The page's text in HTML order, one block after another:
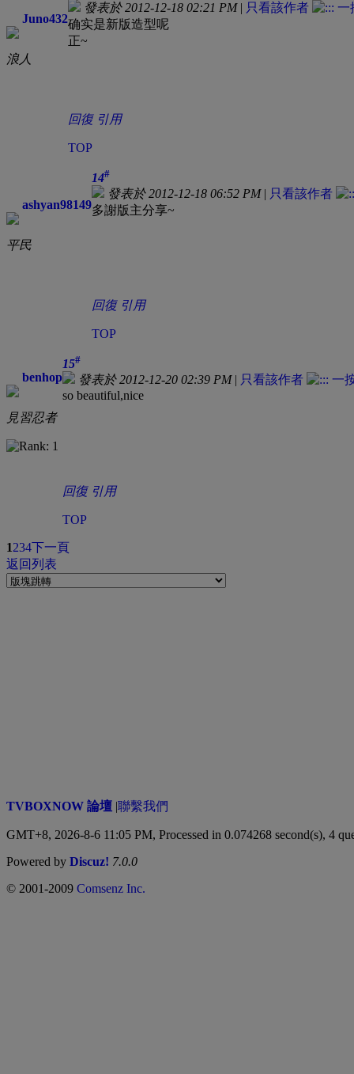
Juno432
浪人
發表於 2012-12-18 02:21 PM| 只看該作者
确实是新版造型呢
正~
回復 引用
TOP
ashyan98149
平民
14#
發表於 2012-12-18 06:52 PM| 只看該作者
多謝版主分享~
回復 引用
TOP
benhop
見習忍者
15#
發表於 2012-12-20 02:39 PM| 只看該作者
so beautiful,nice
回復 引用
TOP
1234下一頁
返回列表
TVBOXNOW 論壇 |聯繫我們
GMT+8, 2026-8-6 11:05 PM, Processed in 0.074268 second(s), 4
Powered by Discuz! 7.0.0
© 2001-2009 Comsenz Inc.